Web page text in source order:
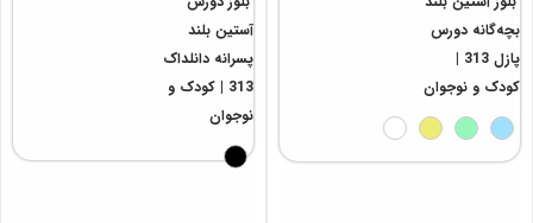
بچه‌گانه دورس
پازل 313 |
کودک و نوجوان
آستین بلند
پسرانه دانلداک
313 | کودک و
نوجوان